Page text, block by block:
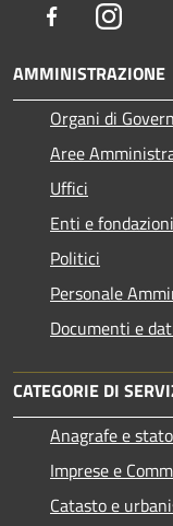
Facebook
AMMINISTRAZIONE
Organi di
Aree
Uffici
Enti e fondazioni
Politici
Personale
Documenti e
CATEGORIE DI
Anagrafe e
Imprese e
Catasto e